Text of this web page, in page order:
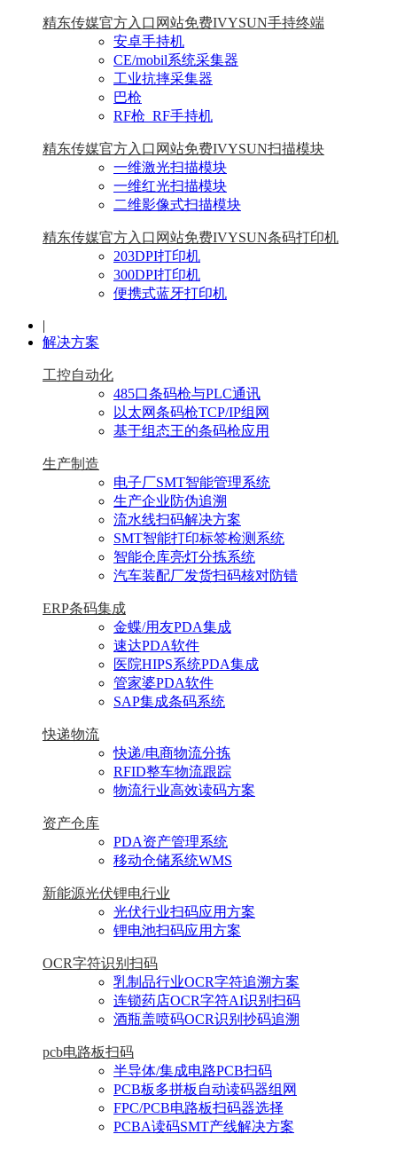
精东传媒官方入口网站免费IVYSUN手持终端
安卓手持机
CE/mobil系统采集器
工业抗摔采集器
巴枪
RF枪_RF手持机
精东传媒官方入口网站免费IVYSUN扫描模块
一维激光扫描模块
一维红光扫描模块
二维影像式扫描模块
精东传媒官方入口网站免费IVYSUN条码打印机
203DPI打印机
300DPI打印机
便携式蓝牙打印机
|
解决方案
工控自动化
485口条码枪与PLC通讯
以太网条码枪TCP/IP组网
基于组态王的条码枪应用
生产制造
电子厂SMT智能管理系统
生产企业防伪追溯
流水线扫码解决方案
SMT智能打印标签检测系统
智能仓库亮灯分拣系统
汽车装配厂发货扫码核对防错
ERP条码集成
金蝶/用友PDA集成
速达PDA软件
医院HIPS系统PDA集成
管家婆PDA软件
SAP集成条码系统
快递物流
快递/电商物流分拣
RFID整车物流跟踪
物流行业高效读码方案
资产仓库
PDA资产管理系统
移动仓储系统WMS
新能源光伏锂电行业
光伏行业扫码应用方案
锂电池扫码应用方案
OCR字符识别扫码
乳制品行业OCR字符追溯方案
连锁药店OCR字符AI识别扫码
酒瓶盖喷码OCR识别抄码追溯
pcb电路板扫码
半导体/集成电路PCB扫码
PCB板多拼板自动读码器组网
FPC/PCB电路板扫码器选择
PCBA读码SMT产线解决方案